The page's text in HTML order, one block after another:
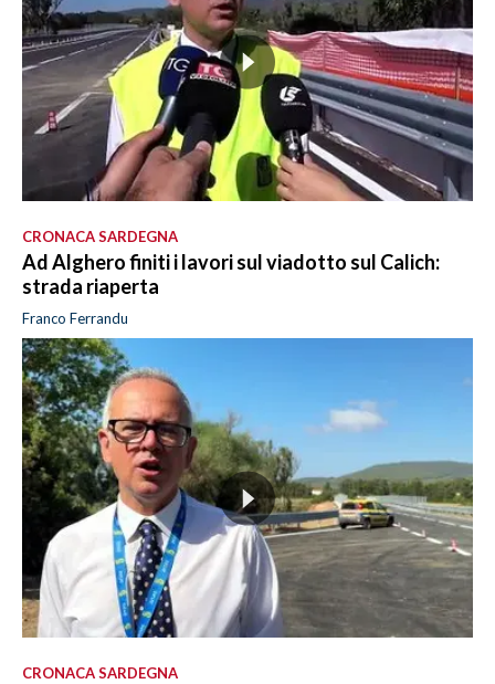
CRONACA SARDEGNA
Ad Alghero finiti i lavori sul viadotto sul Calich:
strada riaperta
Franco Ferrandu
CRONACA SARDEGNA